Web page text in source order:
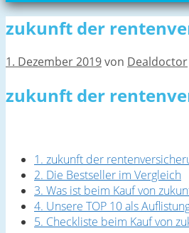
zukunft der
1. Dezember 2019von Dealdoctor
zukunft der
1. zukunft der
2. Die Bestseller im Vergleich
3. Was ist beim Kauf von
4. Unsere TOP 10 als
5. Checkliste beim Kauf von